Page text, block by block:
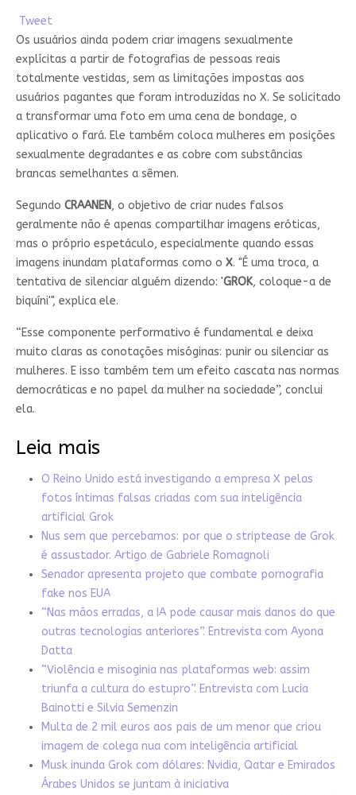
Tweet
Os usuários ainda podem criar imagens sexualmente
explícitas a partir de fotografias de pessoas reais
totalmente vestidas, sem as limitações impostas aos
usuários pagantes que foram introduzidas no X. Se solicitado
a transformar uma foto em uma cena de bondage, o
aplicativo o fará. Ele também coloca mulheres em posições
sexualmente degradantes e as cobre com substâncias
brancas semelhantes a sêmen.
Segundo CRAANEN, o objetivo de criar nudes falsos
geralmente não é apenas compartilhar imagens eróticas,
mas o próprio espetáculo, especialmente quando essas
imagens inundam plataformas como o X. "É uma troca, a
tentativa de silenciar alguém dizendo: 'GROK, coloque-a de
biquíni'", explica ele.
“Esse componente performativo é fundamental e deixa
muito claras as conotações misóginas: punir ou silenciar as
mulheres. E isso também tem um efeito cascata nas normas
democráticas e no papel da mulher na sociedade”, conclui
ela.
Leia mais
O Reino Unido está investigando a empresa X pelas
fotos íntimas falsas criadas com sua inteligência
artificial Grok
Nus sem que percebamos: por que o striptease de Grok
é assustador. Artigo de Gabriele Romagnoli
Senador apresenta projeto que combate pornografia
fake nos EUA
“Nas mãos erradas, a IA pode causar mais danos do que
outras tecnologias anteriores”. Entrevista com Ayona
Datta
“Violência e misoginia nas plataformas web: assim
triunfa a cultura do estupro”. Entrevista com Lucia
Bainotti e Silvia Semenzin
Multa de 2 mil euros aos pais de um menor que criou
imagem de colega nua com inteligência artificial
Musk inunda Grok com dólares: Nvidia, Qatar e Emirados
Árabes Unidos se juntam à iniciativa